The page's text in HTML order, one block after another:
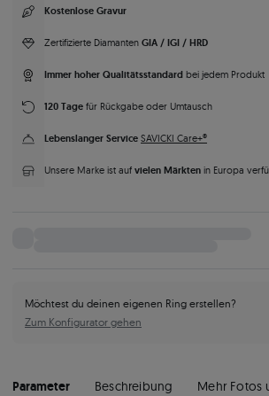
Kostenlose Gravur
Zertifizierte Diamanten GIA / IGI / HRD
Immer hoher Qualitätsstandard bei jedem Produkt
120 Tage für Rückgabe oder Umtausch
Lebenslanger Service SAVICKI Care+®
Unsere Marke ist auf vielen Märkten in Europa
Möchtest du deinen eigenen Ring erstellen?
Zum Konfigurator gehen
Parameter Beschreibung Mehr Fotos